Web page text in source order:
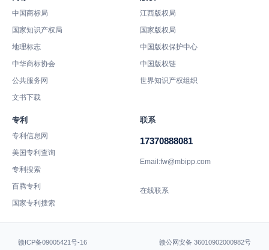
中国商标局
国家知识产权局
地理标志
中华商标协会
公共服务网
文书下载
江西版权局
国家版权局
中国版权保护中心
中国版权链
世界知识产权组织
专利
专利信息网
美国专利查询
专利搜索
百腾专利
国家专利搜索
联系
17370888081
Email:fw@mbipp.com
在线联系
赣ICP备09005421号-16 赣公网安备 36010902000982号